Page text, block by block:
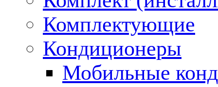
Комплектующие
Кондиционеры
Мобильные